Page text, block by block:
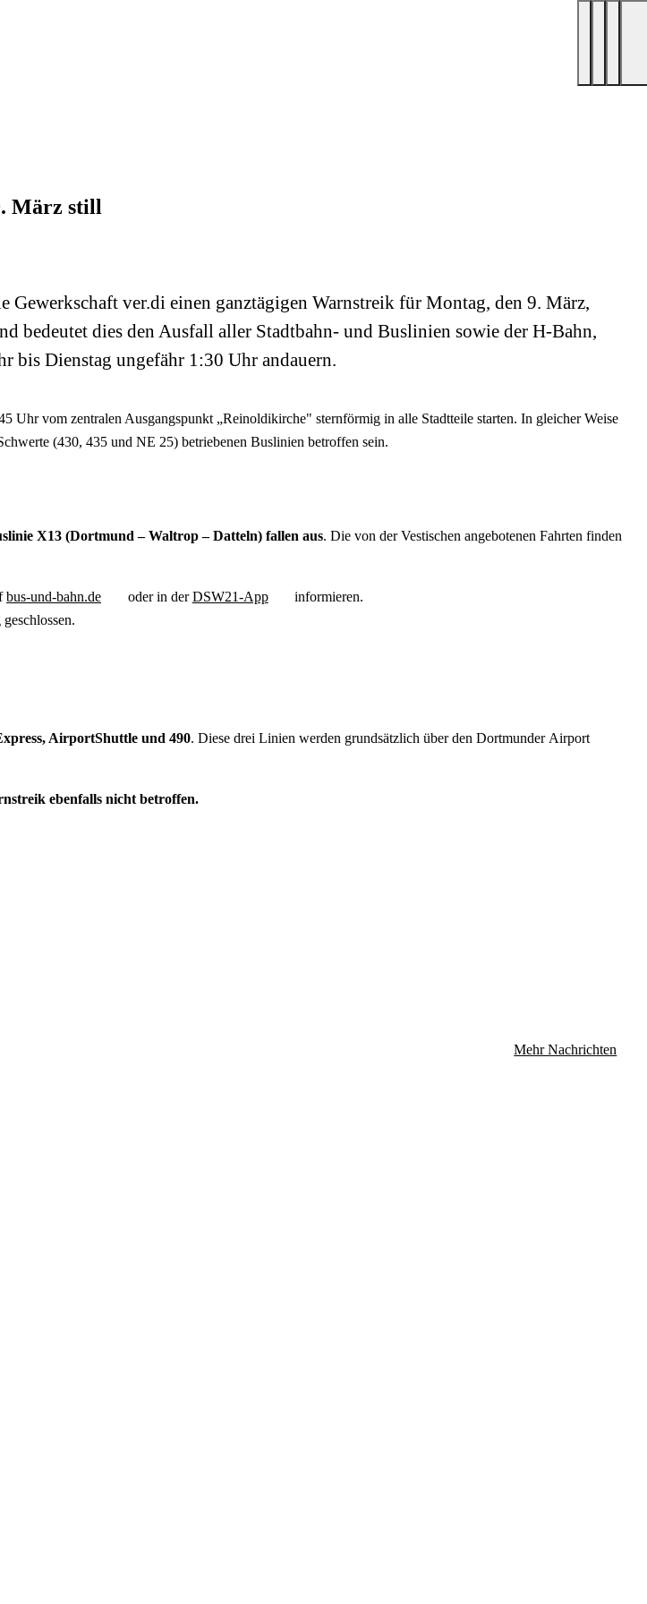
März still
ver.di einen ganztägigen Warnstreik für Montag, den 9. März,
bedeutet dies den Ausfall aller Stadtbahn- und Buslinien sowie der H-Bahn,
bis Dienstag ungefähr 1:30 Uhr andauern.
vom zentralen Ausgangspunkt „Reinoldikirche" sternförmig in alle Stadtteile starten. In gleicher Weise
(430, 435 und NE 25) betriebenen Buslinien betroffen sein.
X13 (Dortmund – Waltrop – Datteln) fallen aus. Die von der Vestischen angebotenen Fahrten finden
bus-und-bahn.de oder in derDSW21-App
informieren.
AirportShuttle und 490. Diese drei Linien werden grundsätzlich über den Dortmunder Airport
ebenfalls nicht betroffen.
Mehr Nachrichten